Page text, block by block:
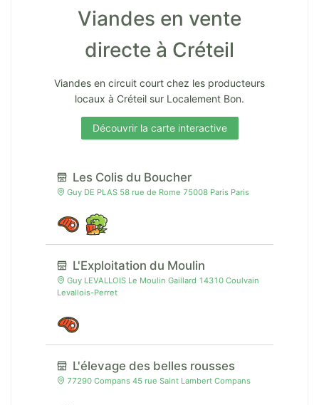
Viandes en vente
directe à Créteil
Viandes en circuit court chez les producteurs
locaux à Créteil sur Localement Bon.
Découvrir la carte interactive
Les Colis du Boucher
Guy DE PLAS 58 rue de Rome 75008 Paris Paris
L'Exploitation du Moulin
Guy LEVALLOIS Le Moulin Gaillard 14310 Coulvain
Levallois-Perret
L'élevage des belles rousses
77290 Compans 45 rue Saint Lambert Compans